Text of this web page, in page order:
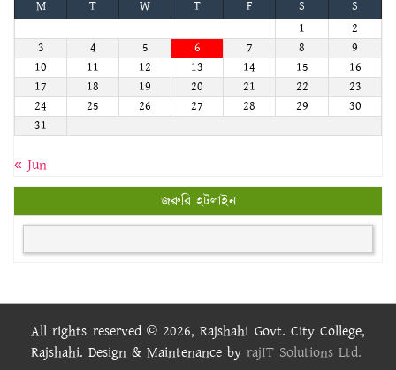
M
T W T F S
S
1
2
3
4 5 6 7 8
9
10
11 12 13 14 15
16
17
18 19 20 21 22
23
24
25 26 27 28 29
30
31
« Jun
জরুরি হটলাইন
All rights reserved © 2026, Rajshahi Govt. City College,
Rajshahi. Design & Maintenance by rajIT Solutions Ltd.